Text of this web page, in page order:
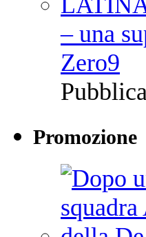
– una
Zero9
Promozione